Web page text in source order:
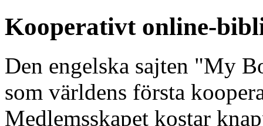
Kooperativt online-
Den engelska sajten "My
som världens första
Medlemsskapet kostar